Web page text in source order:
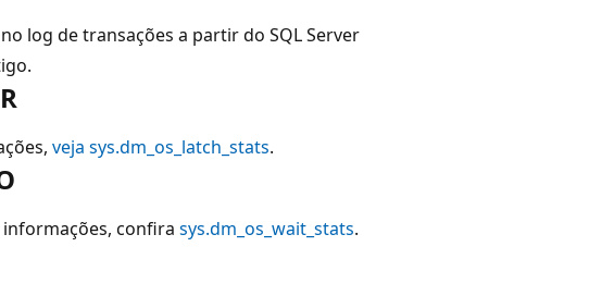
log de transações a partir do SQL Server
veja sys.dm_os_latch_stats.
informações, confira sys.dm_os_wait_stats.